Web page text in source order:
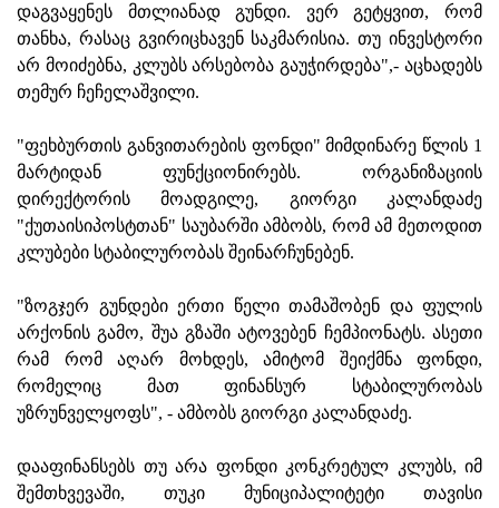
დაგვაყენეს მთლიანად გუნდი. ვერ გეტყვით, რომ
თანხა, რასაც გვირიცხავენ საკმარისია. თუ ინვესტორი
არ მოიძებნა, კლუბს არსებობა გაუჭირდება",- აცხადებს
თემურ ჩეჩელაშვილი.
"ფეხბურთის განვითარების ფონდი" მიმდინარე წლის 1
მარტიდან ფუნქციონირებს. ორგანიზაციის
დირექტორის მოადგილე, გიორგი კალანდაძე
"ქუთაისიპოსტთან" საუბარში ამბობს, რომ ამ მეთოდით
კლუბები სტაბილურობას შეინარჩუნებენ.
"ზოგჯერ გუნდები ერთი წელი თამაშობენ და ფულის
არქონის გამო, შუა გზაში ატოვებენ ჩემპიონატს. ასეთი
რამ რომ აღარ მოხდეს, ამიტომ შეიქმნა ფონდი,
რომელიც მათ ფინანსურ სტაბილურობას
უზრუნველყოფს", - ამბობს გიორგი კალანდაძე.
დააფინანსებს თუ არა ფონდი კონკრეტულ კლუბს, იმ
შემთხვევაში, თუკი მუნიციპალიტეტი თავისი